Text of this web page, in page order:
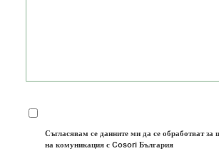
Съгласявам се данните ми да се обработват за
на комуникация с Cosori България